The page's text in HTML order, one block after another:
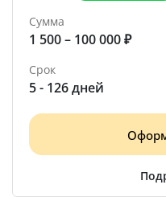
Сумма
1 500 – 100 000 ₽
Срок
5 - 126 дней